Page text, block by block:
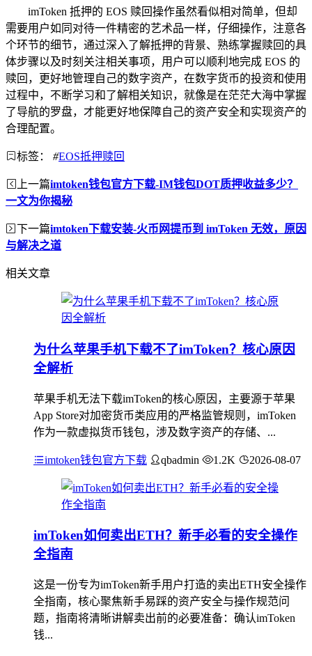
imToken 抵押的 EOS 赎回操作虽然看似相对简单，但却
需要用户如同对待一件精密的艺术品一样，仔细操作，注意各
个环节的细节，通过深入了解抵押的背景、熟练掌握赎回的具
体步骤以及时刻关注相关事项，用户可以顺利地完成 EOS 的
赎回，更好地管理自己的数字资产，在数字货币的投资和使用
过程中，不断学习和了解相关知识，就像是在茫茫大海中掌握
了导航的罗盘，才能更好地保障自己的资产安全和实现资产的
合理配置。
标签： #EOS抵押赎回
上一篇imtoken钱包官方下载-IM钱包DOT质押收益多少？
一文为你揭秘
下一篇imtoken下载安装-火币网提币到 imToken 无效，原因
与解决之道
相关文章
为什么苹果手机下载不了imToken？核心原因
全解析
苹果手机无法下载imToken的核心原因，主要源于苹果
App Store对加密货币类应用的严格监管规则，imToken
作为一款虚拟货币钱包，涉及数字资产的存储、...
imtoken钱包官方下载 qbadmin 1.2K 2026-08-07
imToken如何卖出ETH？新手必看的安全操作
全指南
这是一份专为imToken新手用户打造的卖出ETH安全操作
全指南，核心聚焦新手易踩的资产安全与操作规范问
题，指南将清晰讲解卖出前的必要准备：确认imToken
钱...